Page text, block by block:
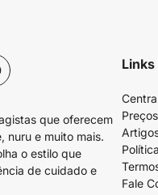
que oferecem
nuru e muito mais.
o estilo que
de cuidado e
Links
Preços
Fale